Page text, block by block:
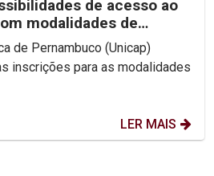
de acesso ao
modalidades de
de Pernambuco (Unicap)
inscrições para as modalidades
LER MAIS